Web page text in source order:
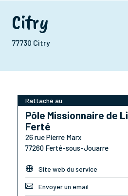
Citry
77730 Citry
Rattaché au
Pôle Missionnaire de
Ferté
26 rue Pierre Marx
77260 Ferté-sous-Jouarre
 Site web du service
 Envoyer un email